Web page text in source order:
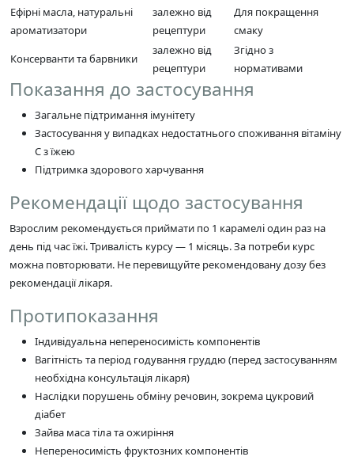
Ефірні масла, натуральні
ароматизатори
залежно від
рецептури
Для покращення
смаку
Консерванти та барвники
залежно від
рецептури
Згідно з
нормативами
Показання до застосування
Загальне підтримання імунітету
Застосування у випадках недостатнього споживання вітаміну
C з їжею
Підтримка здорового харчування
Рекомендації щодо застосування
Взрослим рекомендується приймати по 1 карамелі один раз на
день під час їжі. Тривалість курсу — 1 місяць. За потреби курс
можна повторювати. Не перевищуйте рекомендовану дозу без
рекомендації лікаря.
Протипоказання
Індивідуальна непереносимість компонентів
Вагітність та період годування груддю (перед застосуванням
необхідна консультація лікаря)
Наслідки порушень обміну речовин, зокрема цукровий
діабет
Зайва маса тіла та ожиріння
Непереносимість фруктозних компонентів